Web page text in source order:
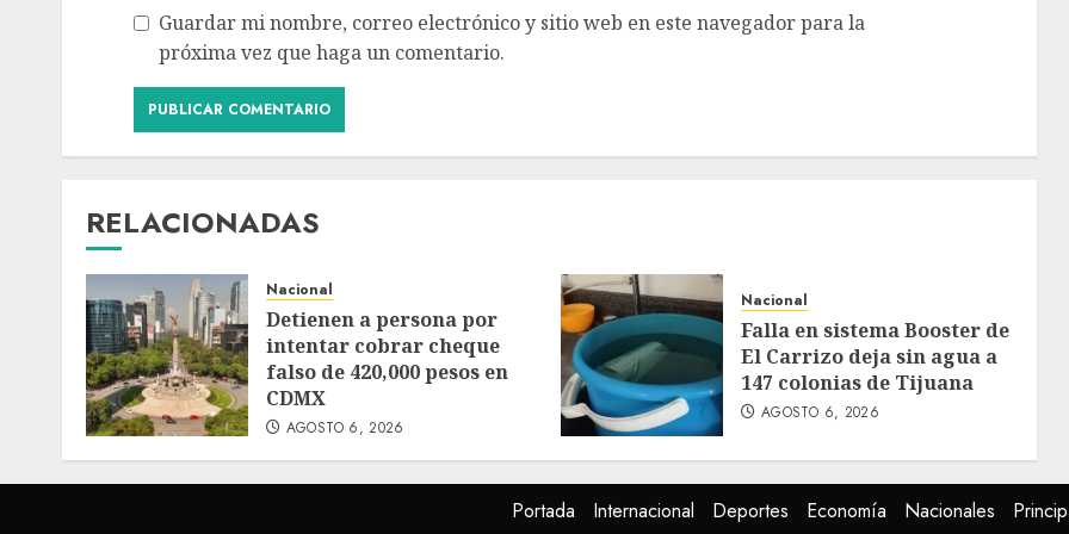
Guardar mi nombre, correo electrónico y sitio web en este navegador para la
próxima vez que haga un comentario.
RELACIONADAS
Nacional
Detienen a persona por
intentar cobrar cheque
falso de 420,000 pesos en
CDMX
AGOSTO 6, 2026
Nacional
Falla en sistema Booster de
El Carrizo deja sin agua a
147 colonias de Tijuana
AGOSTO 6, 2026
Portada Internacional Deportes Economía Nacionales